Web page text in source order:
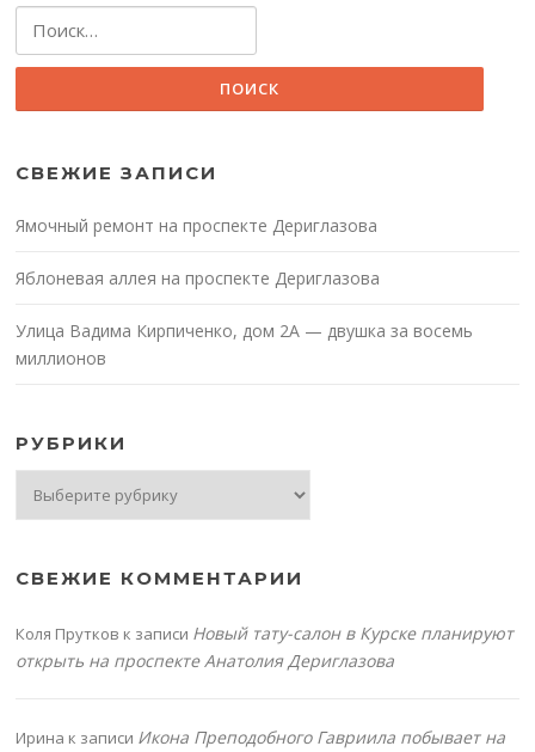
СВЕЖИЕ ЗАПИСИ
Ямочный ремонт на проспекте Дериглазова
Яблоневая аллея на проспекте Дериглазова
Улица Вадима Кирпиченко, дом 2А — двушка за восемь
миллионов
РУБРИКИ
СВЕЖИЕ КОММЕНТАРИИ
Коля Прутков к записи Новый тату-салон в Курске планируют
открыть на проспекте Анатолия Дериглазова
Ирина к записи Икона Преподобного Гавриила побывает на